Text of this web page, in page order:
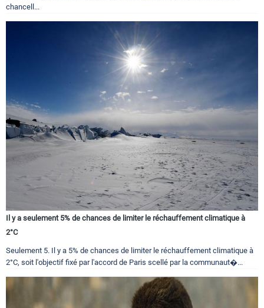
chancell...
Il y a seulement 5% de chances de limiter le réchauffement climatique à
2°C
Seulement 5. Il y a 5% de chances de limiter le réchauffement climatique à
2°C, soit l'objectif fixé par l'accord de Paris scellé par la communaut�...